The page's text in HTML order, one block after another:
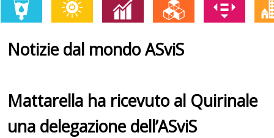
Notizie dal mondo ASviS
Mattarella ha ricevuto al Quirinale
una delegazione dell’ASviS